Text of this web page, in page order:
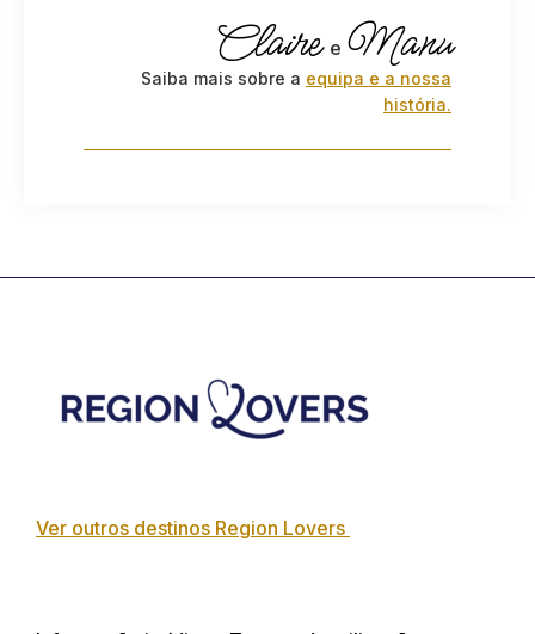
Claire e Manu
Saiba mais sobre a equipa e a nossa
história.
Ver outros destinos Region Lovers